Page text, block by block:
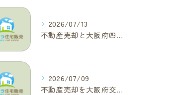
2026/07/13
不動産売却と大阪府四條畷市で利益最大化を叶えるコラム特集
2026/07/09
不動産売却を大阪府交野市で成功に導く三大タブー回避と高価格査定の極意